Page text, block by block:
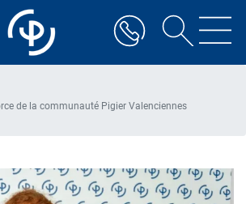
de la communauté Pigier Valenciennes